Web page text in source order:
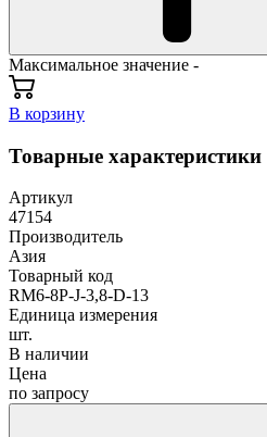
Максимальное значение -
В корзину
Товарные характеристики
Артикул
47154
Производитель
Азия
Товарный код
RM6-8P-J-3,8-D-13
Единица измерения
шт.
В наличии
Цена
по запросу